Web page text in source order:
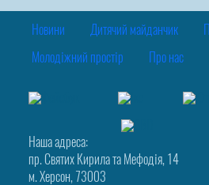
Новини Дитячий майданчик
Молодіжний простір Про нас
Наша адреса:
пр. Святих Кирила та Мефодія, 14
м. Херсон, 73003